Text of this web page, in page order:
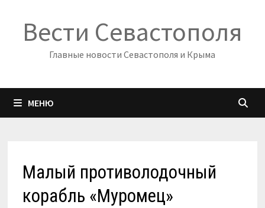
содержимому
Вести Севастополя
Главные новости Севастополя и Крыма
МЕНЮ
Малый противолодочный
корабль «Муромец»